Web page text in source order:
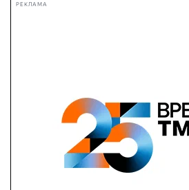
РЕКЛАМА